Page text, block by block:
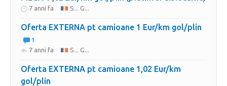
7 anni fa S... G...
Oferta EXTERNA pt camioane 1 Eur/km gol/plin
1
7 anni fa
S... G...
Oferta EXTERNA pt camioane 1,02 Eur/km
gol/plin